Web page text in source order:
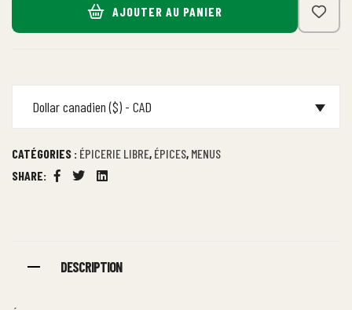
AJOUTER AU PANIER
Dollar canadien ($) - CAD
CATÉGORIES : ÉPICERIE LIBRE, ÉPICES, MENUS
SHARE:
Facebook
TwitterLinkedin
DESCRIPTION